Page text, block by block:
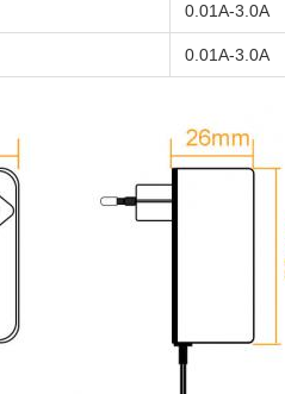
0.01А-3.0А
0.01А-3.0А